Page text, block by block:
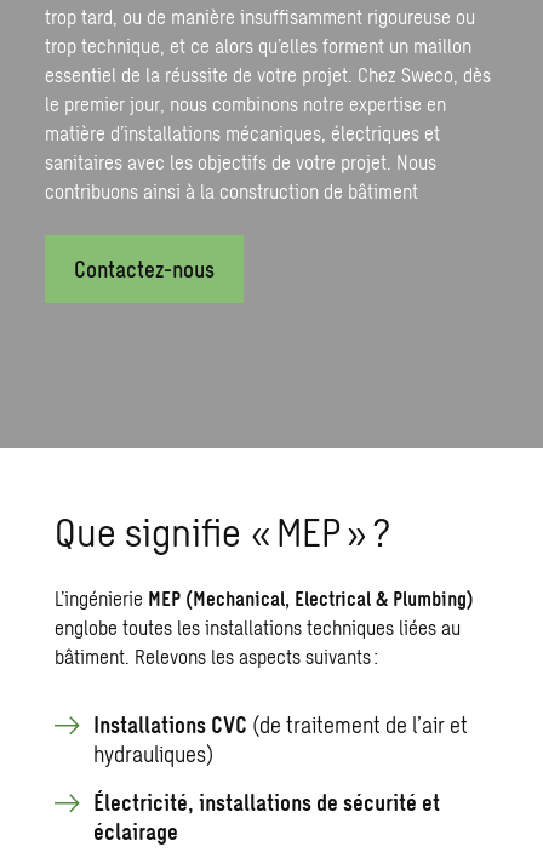
trop tard, ou de manière insuffisamment rigoureuse ou
trop technique, et ce alors qu’elles forment un maillon
essentiel de la réussite de votre projet. Chez Sweco, dès
le premier jour, nous combinons notre expertise en
matière d’installations mécaniques, électriques et
sanitaires avec les objectifs de votre projet. Nous
contribuons ainsi à la construction de bâtiment
Contactez-nous
Que signifie « MEP » ?
L’ingénierie MEP (Mechanical, Electrical & Plumbing)
englobe toutes les installations techniques liées au
bâtiment. Relevons les aspects suivants :
Installations CVC (de traitement de l’air et
hydrauliques)
Électricité, installations de sécurité et
éclairage